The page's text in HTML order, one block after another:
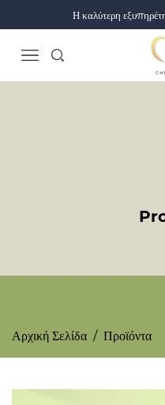
Η καλύτερη
Αρχική Σελίδα / Προϊόντα